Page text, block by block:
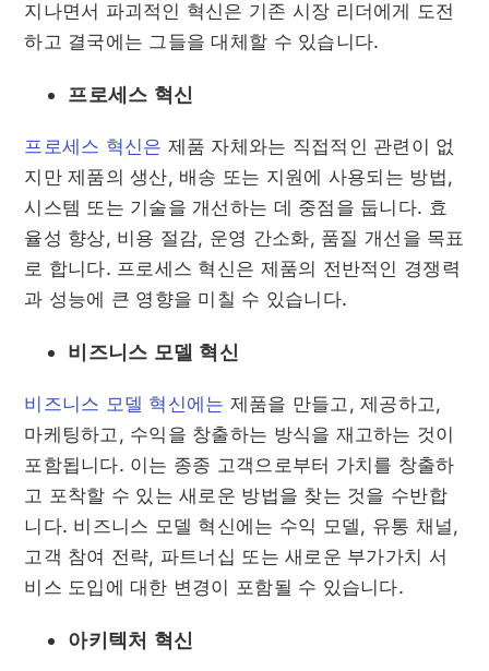
지나면서 파괴적인 혁신은 기존 시장 리더에게 도전
하고 결국에는 그들을 대체할 수 있습니다.
프로세스 혁신
프로세스 혁신은 제품 자체와는 직접적인 관련이 없
지만 제품의 생산, 배송 또는 지원에 사용되는 방법,
시스템 또는 기술을 개선하는 데 중점을 둡니다. 효
율성 향상, 비용 절감, 운영 간소화, 품질 개선을 목표
로 합니다. 프로세스 혁신은 제품의 전반적인 경쟁력
과 성능에 큰 영향을 미칠 수 있습니다.
비즈니스 모델 혁신
비즈니스 모델 혁신에는 제품을 만들고, 제공하고,
마케팅하고, 수익을 창출하는 방식을 재고하는 것이
포함됩니다. 이는 종종 고객으로부터 가치를 창출하
고 포착할 수 있는 새로운 방법을 찾는 것을 수반합
니다. 비즈니스 모델 혁신에는 수익 모델, 유통 채널,
고객 참여 전략, 파트너십 또는 새로운 부가가치 서
비스 도입에 대한 변경이 포함될 수 있습니다.
아키텍처 혁신